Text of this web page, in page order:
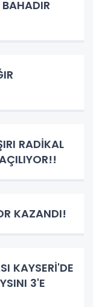
BAHADIR
RADİKAL
MI AÇILIYOR!!
KAZANDI!
KAYSERİ'DE
3'E